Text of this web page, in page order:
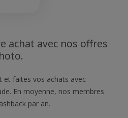
achat avec nos offres
et faites vos achats avec
En moyenne, nos membres
par an.